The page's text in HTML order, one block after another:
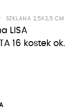
SZKLANA 2,5X2,5 CM
LISA
16 kostek ok.